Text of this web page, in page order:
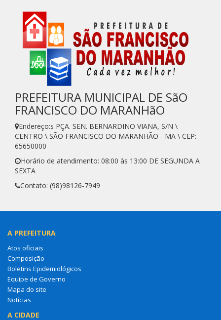
PREFEITURA MUNICIPAL DE SãO
FRANCISCO DO MARANHãO
Endereço:s PÇA. SEN. BERNARDINO VIANA, S/N \
CENTRO \ SÃO FRANCISCO DO MARANHÃO - MA \ CEP:
65650000
Horário de atendimento: 08:00 às 13:00 DE SEGUNDA A
SEXTA
Contato: (98)98126-7949
A PREFEITURA
Atos oficiais
Composição
Boletins Epidemiológicos
Equipe de Governo
Mapa do site
Notícias
A CIDADE